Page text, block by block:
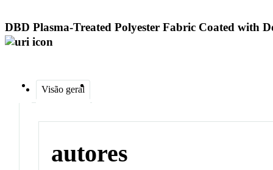
DBD Plasma-Treated Polyester Fabric Coated with
Visão geral
autores